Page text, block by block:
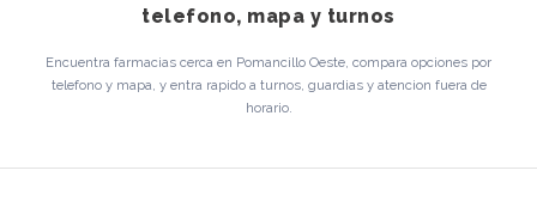
telefono, mapa y turnos
Encuentra farmacias cerca en Pomancillo Oeste, compara opciones por
telefono y mapa, y entra rapido a turnos, guardias y atencion fuera de
horario.